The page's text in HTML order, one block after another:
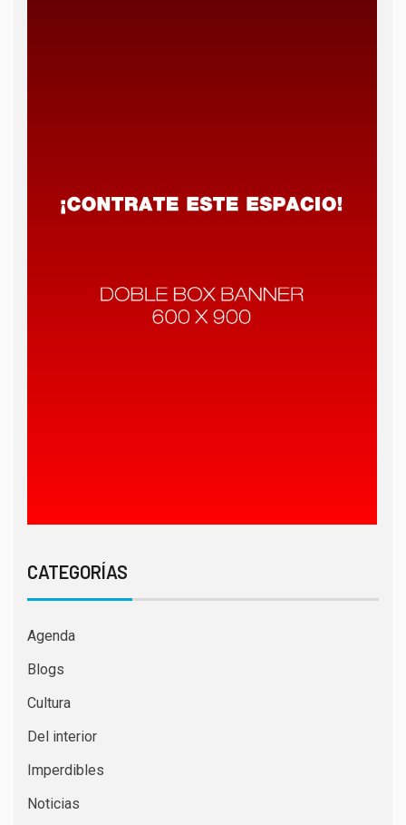
CATEGORÍAS
Agenda
Blogs
Cultura
Del interior
Imperdibles
Noticias